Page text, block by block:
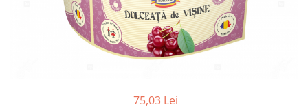
Plicuri de carton
Plicuri cu bule
Plicuri ecommerce
75,03 Lei